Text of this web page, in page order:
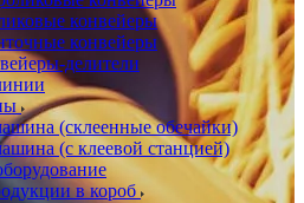
конвейеры
конвейеры
делители
(склеенные обечайки)
(с клеевой станцией)
в короб